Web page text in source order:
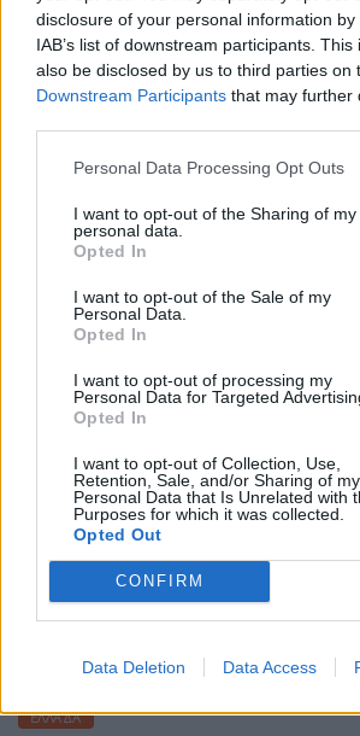
disclosure of your personal information
IAB’s list of downstream participants.
also be disclosed by us to third parties on
Downstream Participants that may further
Personal Data Processing Opt Outs
I want to opt-out of the Sharing of my
personal data.
Opted In
I want to opt-out of the Sale of my
Personal Data.
Opted In
I want to opt-out of processing my
Personal Data for Targeted
Opted In
I want to opt-out of Collection, Use,
Retention, Sale, and/or Sharing of my
Personal Data that Is Unrelated with
Purposes for which it was collected.
Opted Out
CONFIRM
Data Deletion Data Access
25 Ιανουαρίου, 2023
Δεν έχουν τέλος οι αποκαλύψεις
ως ψευτογιατρό, σύμφωνα με τις
βλέπουν το φως της
«παραμύθι» που πουλούσε στα
δήθεν ευεργετικές ιδιότητες των
που τους έδινε, φαίνεται πως
μια κάποια «αίγλη» στις θεραπείες
ακριβώς τον […]
ΕΛΛΆΔΑ